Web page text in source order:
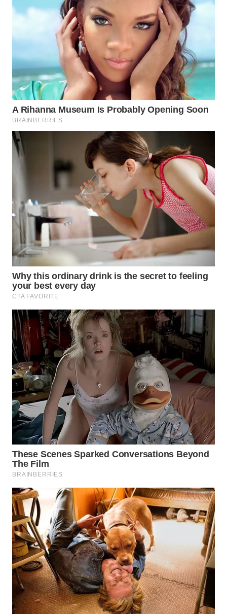
KARAWANG
WN
WN
BOGOR
WN
WN
SAMOSIR
WN
PADANG
LAWAS
WN
SUMEDANG
WN
CIANJUR
WN
KEPULAUAN
SERIBU
WN
TANGERANG
BINJAI
WN
CIREBON
WN
INDRAMAYU
WN
KUNINGAN
WN
MAJALENGKA